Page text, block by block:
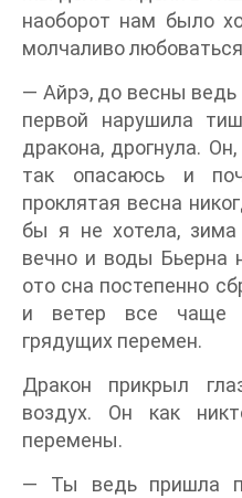
наоборот нам было
молчаливо
— Айрэ, до весны
первой нарушила
дракона, дрогнула.
так опасаюсь и
проклятая весна
бы я не хотела,
вечно и воды Бьерна
ото сна постепенно
и ветер все чаще
грядущих перемен.
Дракон прикрыл
воздух. Он как
перемены.
— Ты ведь пришла